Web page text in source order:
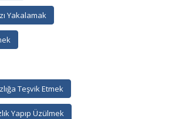
Yakalamak
Teşvik Etmek
Yapıp Üzülmek